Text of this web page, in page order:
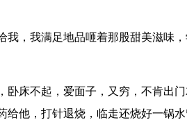
我，我满足地品咂着那股甜美滋味
卧床不起，爱面子，又穷，不肯出
给他，打针退烧，临走还烧好一锅